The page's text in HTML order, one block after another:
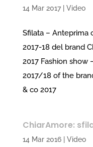
14 Mar 2017| Video
Sfilata – Anteprima
2017-18 del brand
2017 Fashion show
2017/18 of the
& co 2017
ChiarAmore:
14 Mar 2016| Video